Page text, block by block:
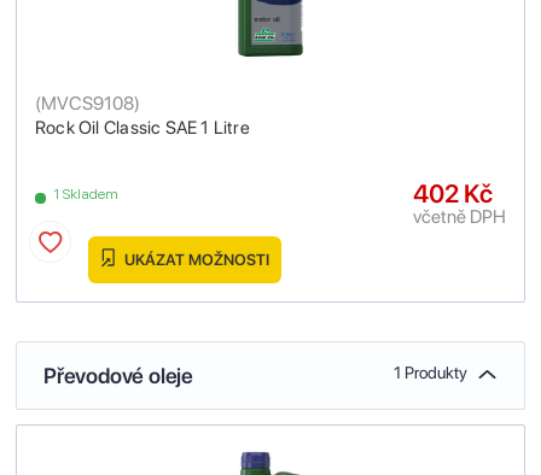
Rock Oil Classic SAE 1 Litre
(MVCS9108)
1 Skladem 402 Kč
včetně DPH
UKÁZAT MOŽNOSTI
Převodové oleje 1 Produkty